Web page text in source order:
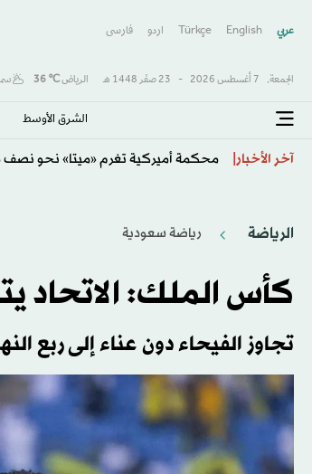
عربي English
Türkçe اردو فارسى
الجمعة, 7 أغسطس 2026 - 23 صفَر 1448 هـ الرياض℃
36
الشرق الأوسط​
آخر الأخبار تفشي الكوليرا في تشاد يودي بحياة 13 شخصا
الرياضة رياضة سعودية
كأس الملك: الاتحاد
تجاوز الفيحاء دون عناء إلى ربع